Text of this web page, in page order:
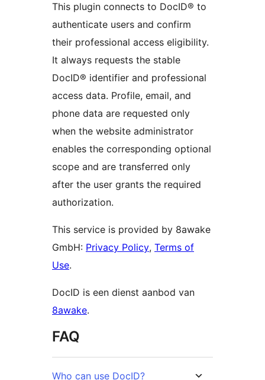
This plugin connects to DocID® to
authenticate users and confirm
their professional access eligibility.
It always requests the stable
DocID® identifier and professional
access data. Profile, email, and
phone data are requested only
when the website administrator
enables the corresponding optional
scope and are transferred only
after the user grants the required
authorization.
This service is provided by 8awake
GmbH: Privacy Policy, Terms of
Use.
DocID is een dienst aanbod van
8awake.
FAQ
Who can use DocID?